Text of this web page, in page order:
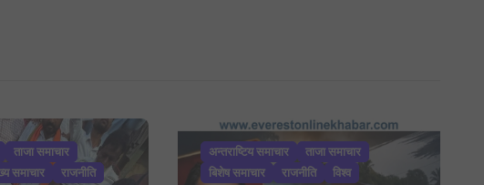
ताजा समाचार
समाचार
राजनीति
अन्तराष्टिय समाचार
ताजा समाचार
बिशेष समाचार
राजनीति विश्व